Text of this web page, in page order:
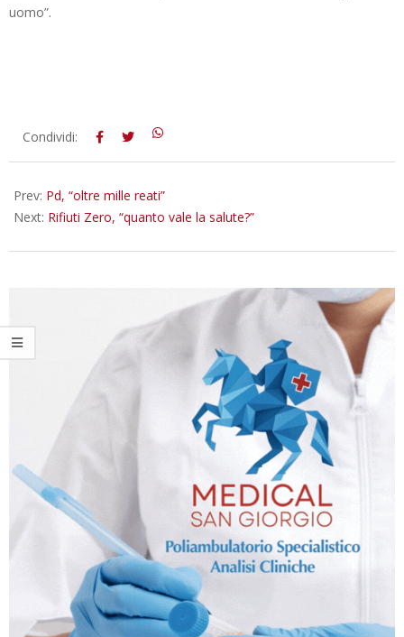
uomo”.
2013-
Condividi:
Prev: Pd, “oltre mille reati”
Next: Rifiuti Zero, “quanto vale la salute?”